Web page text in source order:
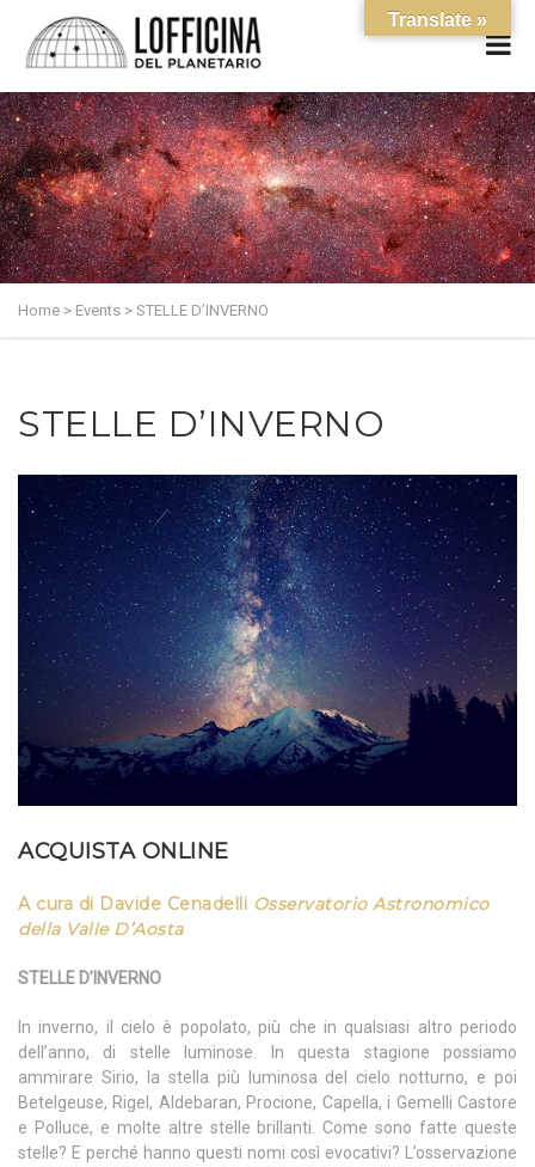
Home > Events > STELLE D’INVERNO
STELLE D’INVERNO
ACQUISTA ONLINE
A cura di Davide Cenadelli Osservatorio Astronomico
della Valle D’Aosta
STELLE D’INVERNO
In inverno, il cielo è popolato, più che in qualsiasi altro periodo
dell’anno, di stelle luminose. In questa stagione possiamo
ammirare Sirio, la stella più luminosa del cielo notturno, e poi
Betelgeuse, Rigel, Aldebaran, Procione, Capella, i Gemelli Castore
e Polluce, e molte altre stelle brillanti. Come sono fatte queste
stelle? E perché hanno questi nomi così evocativi? L’osservazione
Translate »